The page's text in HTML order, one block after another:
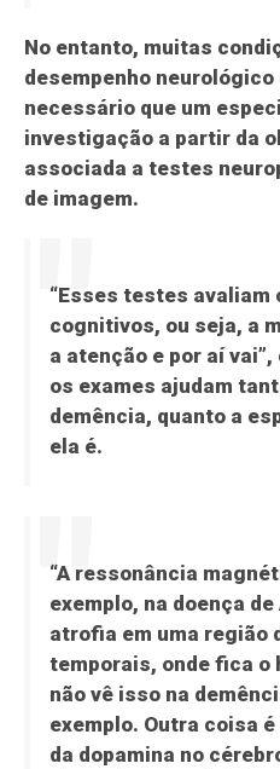
No entanto, muitas
desempenho
necessário que um
investigação a partir da
associada a testes
de imagem.
“Esses testes avaliam
cognitivos, ou seja, a
a atenção e por aí
os exames ajudam
demência, quanto a
ela é.
“A ressonância
exemplo, na doença
atrofia em uma região
temporais, onde fica o
não vê isso na
exemplo. Outra coisa
da dopamina no